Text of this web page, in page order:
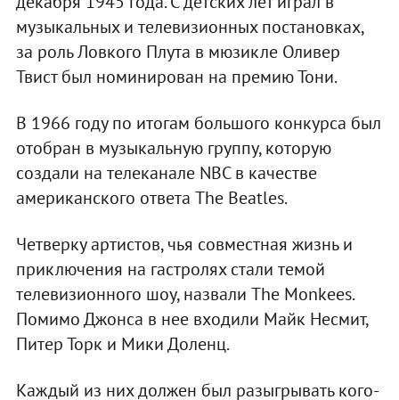
музыкальных и телевизионных постановках,
за роль Ловкого Плута в мюзикле Оливер
Твист был номинирован на премию Тони.
В 1966 году по итогам большого конкурса был
отобран в музыкальную группу, которую
создали на телеканале NBC в качестве
американского ответа The Beatles.
Четверку артистов, чья совместная жизнь и
приключения на гастролях стали темой
телевизионного шоу, назвали The Monkees.
Помимо Джонса в нее входили Майк Несмит,
Питер Торк и Мики Доленц.
Каждый из них должен был разыгрывать кого-